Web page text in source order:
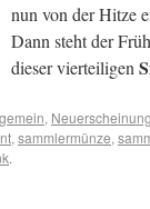
nun von der Hitze
Dann steht der
dieser vierteiligen
,
, sammlermünze,
.